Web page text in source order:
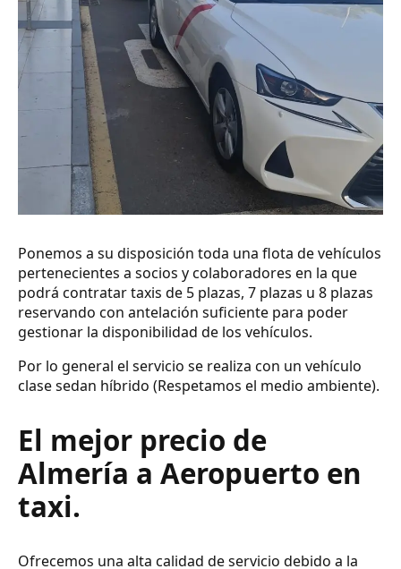
Ponemos a su disposición toda una flota de vehículos
pertenecientes a socios y colaboradores en la que
podrá contratar taxis de 5 plazas, 7 plazas u 8 plazas
reservando con antelación suficiente para poder
gestionar la disponibilidad de los vehículos.
Por lo general el servicio se realiza con un vehículo
clase sedan híbrido (Respetamos el medio ambiente).
El mejor precio de
Almería a Aeropuerto en
taxi.
Ofrecemos una alta calidad de servicio debido a la